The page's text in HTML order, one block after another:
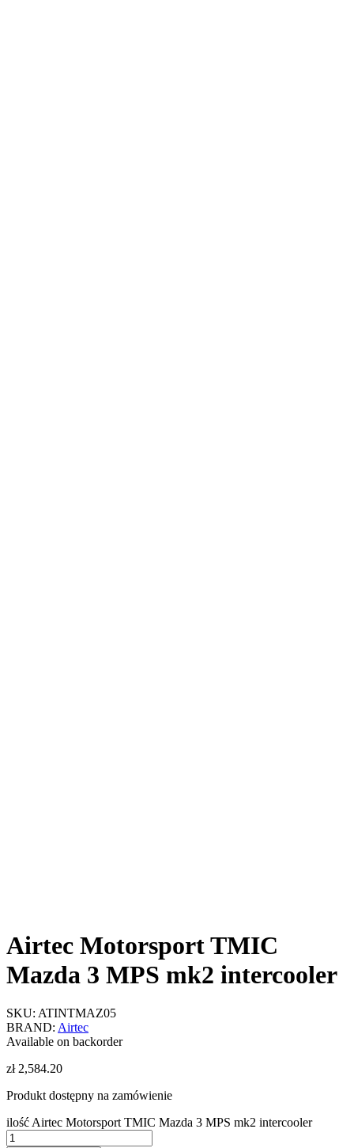
Airtec Motorsport TMIC
Mazda 3 MPS mk2 intercooler
SKU: ATINTMAZ05
BRAND: Airtec
Available on backorder
zł2,584.20
Produkt dostępny na zamówienie
ilość Airtec Motorsport TMIC Mazda 3 MPS mk2 intercooler